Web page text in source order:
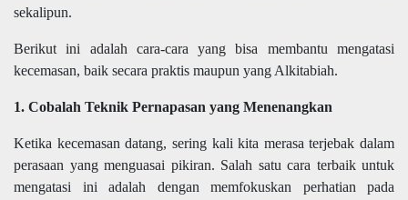
sekalipun.
Berikut ini adalah cara-cara yang bisa membantu mengatasi
kecemasan, baik secara praktis maupun yang Alkitabiah.
1. Cobalah Teknik Pernapasan yang Menenangkan
Ketika kecemasan datang, sering kali kita merasa terjebak dalam
perasaan yang menguasai pikiran. Salah satu cara terbaik untuk
mengatasi ini adalah dengan memfokuskan perhatian pada